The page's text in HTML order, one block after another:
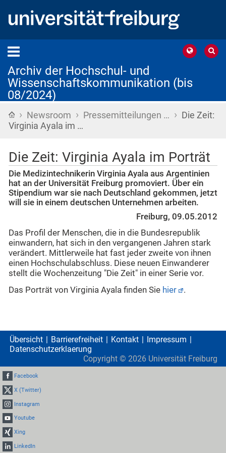
Archiv der Hochschul- und
Wissenschaftskommunikation (bis
08/2024)
Startseite
› Newsroom › Pressemitteilungen … › Die Zeit:
Virginia Ayala im …
Die Zeit: Virginia Ayala im Porträt
Die Medizintechnikerin Virginia Ayala aus Argentinien
hat an der Universität Freiburg promoviert. Über ein
Stipendium war sie nach Deutschland gekommen, jetzt
will sie in einem deutschen Unternehmen arbeiten.
Freiburg, 09.05.2012
Das Profil der Menschen, die in die Bundesrepublik
einwandern, hat sich in den vergangenen Jahren stark
verändert. Mittlerweile hat fast jeder zweite von ihnen
einen Hochschulabschluss. Diese neuen Einwanderer
stellt die Wochenzeitung "Die Zeit" in einer Serie vor.
Das Porträt von Virginia Ayala finden Sie hier .
Übersicht Barrierefreiheit Kontakt
Impressum
Datenschutzerklaerung
Copyright © 2026 Universität Freiburg
Facebook
X (Twitter)
Instagram
Youtube
Xing
LinkedIn